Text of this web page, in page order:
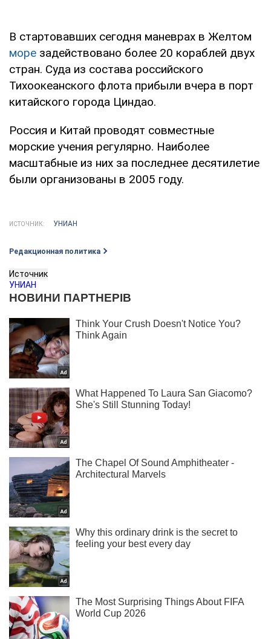
В стартовавших сегодня маневрах в Желтом
море задействовано более 20 кораблей двух
стран. Суда из состава российского
Тихоокеанского флота прибыли вчера в порт
китайского города Циндао.
Россия и Китай проводят совместные
морские учения регулярно. Наиболее
масштабные из них за последнее десятилетие
были организованы в 2005 году.
ИСТОЧНИК: УНИАН
Редакционная политика
Источник
УНИАН